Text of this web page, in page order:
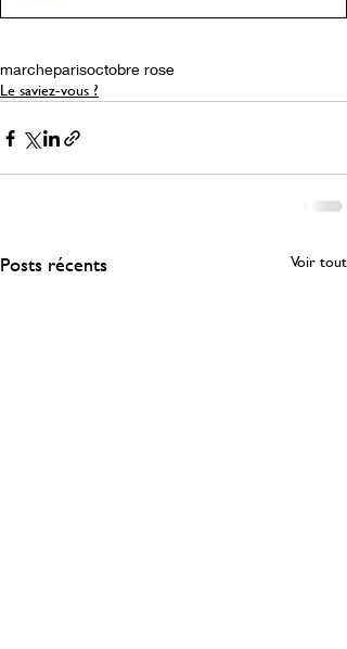
marcheparisoctobre rose
Le saviez-vous ?
Posts récents Voir tout